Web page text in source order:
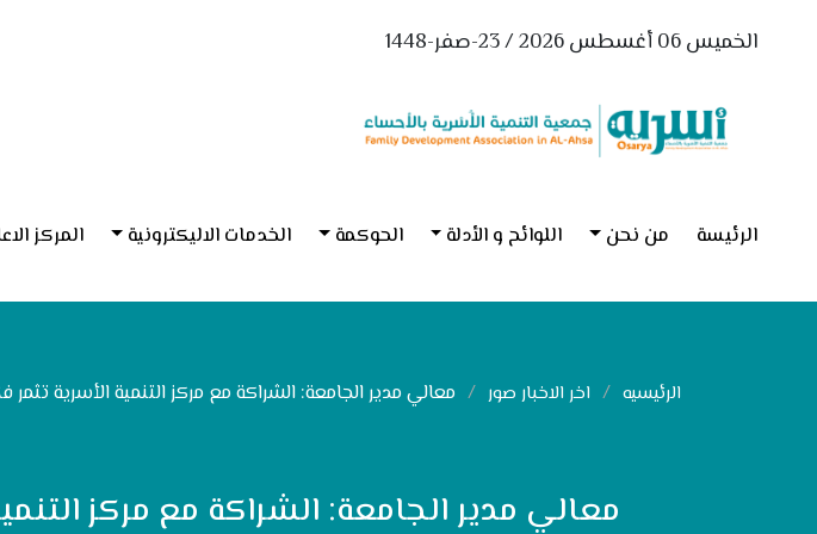
الخميس 06 أغسطس 2026 / 23-صفر-1448
الرئيسة من نحن اللوائح و الأدلة الحوكمة الخدمات الاليكترونية المركز
الرئيسيه اخر الاخبار صور معالي مدير الجامعة: الشراكة مع مركز التنمية الأسرية
معالي مدير الجامعة: الشراكة مع مركز